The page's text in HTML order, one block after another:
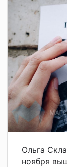
Ольга
ноября